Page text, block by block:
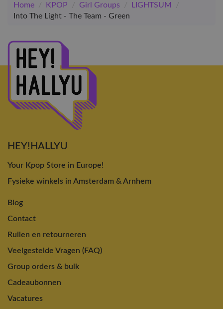
Home / KPOP / Girl Groups / LIGHTSUM
/
Into The Light - The Team - Green
HEY!HALLYU
Your Kpop Store in Europe!
Fysieke winkels in Amsterdam & Arnhem
Blog
Contact
Ruilen en retourneren
Veelgestelde Vragen (FAQ)
Group orders & bulk
Cadeaubonnen
Vacatures